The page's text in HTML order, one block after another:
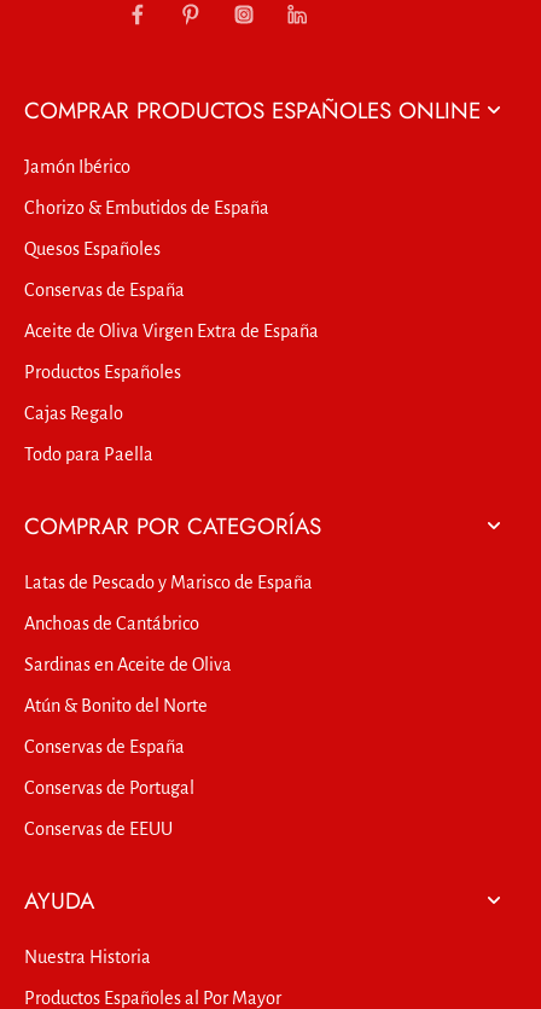
COMPRAR PRODUCTOS ESPAÑOLES ONLINE
Jamón Ibérico
Chorizo & Embutidos de España
Quesos Españoles
Conservas de España
Aceite de Oliva Virgen Extra de España
Productos Españoles
Cajas Regalo
Todo para Paella
COMPRAR POR CATEGORÍAS
Latas de Pescado y Marisco de España
Anchoas de Cantábrico
Sardinas en Aceite de Oliva
Atún & Bonito del Norte
Conservas de España
Conservas de Portugal
Conservas de EEUU
AYUDA
Nuestra Historia
Productos Españoles al Por Mayor